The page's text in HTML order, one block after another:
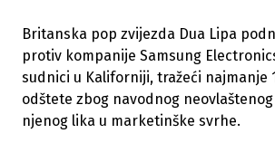
Britanska pop zvijezda Dua Lipa
protiv kompanije Samsung
sudnici u Kaliforniji, tražeći najmanje
odštete zbog navodnog
njenog lika u marketinške svrhe.